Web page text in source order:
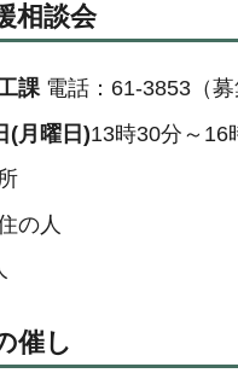
相談会
課電話：61-3853（募
(月曜日)13時30分～16
の人
催し